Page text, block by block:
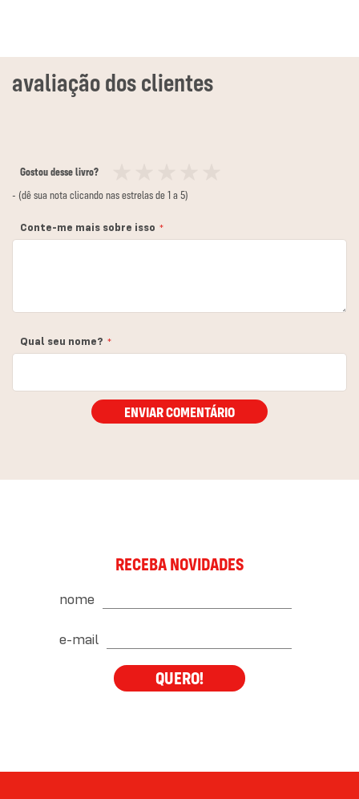
Gostou desse livro?
12
3
4
5
- (dê sua nota clicando nas estrelas de 1 a 5)
Conte-me mais sobre isso
Qual seu nome?
ENVIAR COMENTÁRIO
RECEBA NOVIDADES
nome
e-mail
QUERO!